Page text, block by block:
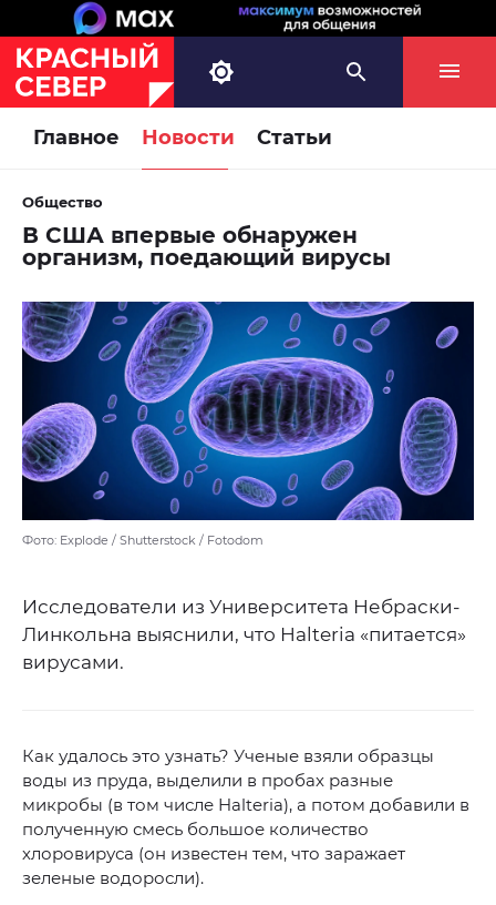
Главное Новости Статьи
Общество
В США впервые обнаружен
организм, поедающий вирусы
Фото: Explode / Shutterstock / Fotodom
Исследователи из Университета Небраски-
Линкольна выяснили, что Halteria «питается»
вирусами.
Как удалось это узнать? Ученые взяли образцы
воды из пруда, выделили в пробах разные
микробы (в том числе Halteria), а потом добавили в
полученную смесь большое количество
хлоровируса (он известен тем, что заражает
зеленые водоросли).